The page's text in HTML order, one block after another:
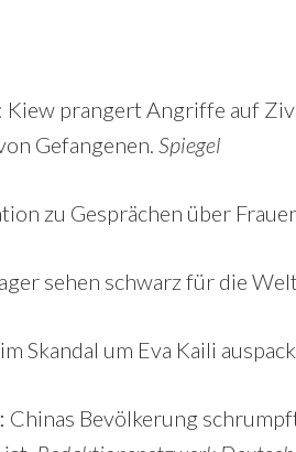
: Kiew prangert Angriffe auf
Gefangenen. Spiegel
zu Gesprächen über
sehen schwarz für die
Skandal um Eva Kaili
: Chinas Bevölkerung